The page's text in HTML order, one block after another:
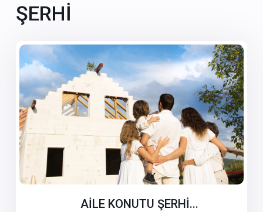
ŞERHİ
AİLE KONUTU ŞERHİ...